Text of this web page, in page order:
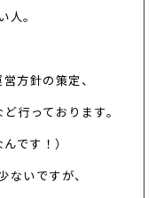
人。
方針の策定、
行っております。
です！）
ないですが、